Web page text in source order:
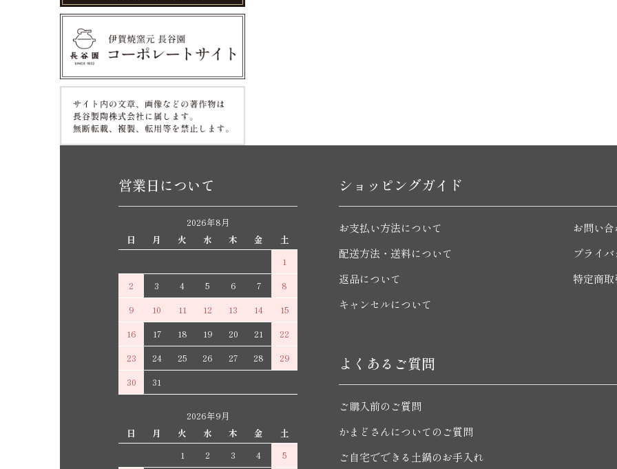
営業日について
2026年8月
日
月 火 水 木 金
土
1
2
3 4 5 6 7
8
9
10 11 12 13 14
15
16
17 18 19 20 21
22
23
24 25 26 27 28
29
30
31
2026年9月
日
月 火 水 木 金
土
1
2 3 4 5
ショッピングガイド
お支払い方法について
配送方法・送料について
返品について
キャンセルについて
お問い合
プライ
特定商
よくあるご質問
ご購入前のご質問
かまどさんについてのご質問
ご自宅でできる土鍋のお手入れ